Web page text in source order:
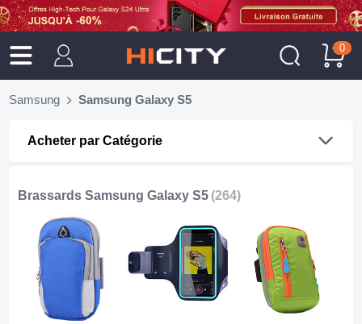
0
Samsung Samsung Galaxy S5
Acheter par Catégorie
Brassards Samsung Galaxy S5 (264)